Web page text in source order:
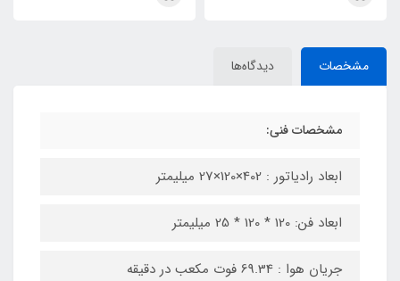
مشخصات دیدگاه‌ها
مشخصات فنی:
ابعاد رادیاتور : 402×120×27 میلیمتر
ابعاد فن: 120 * 120 * 25 میلیمتر
جریان هوا : 69.34 فوت مکعب در دقیقه